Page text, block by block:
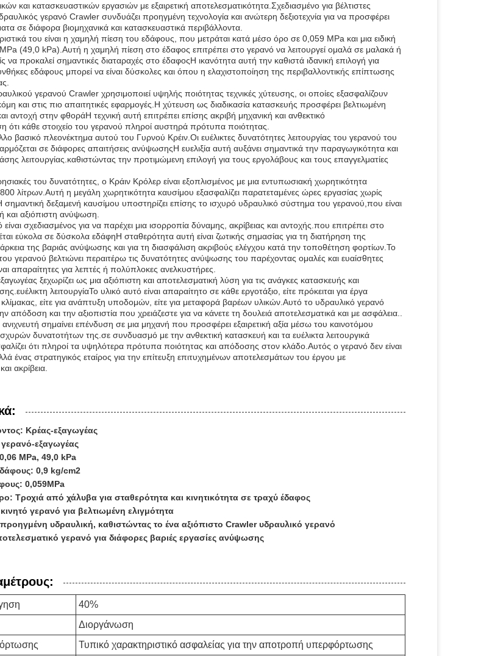
και κατασκευαστικών εργασιών με εξαιρετική αποτελεσματικότητα.Σχεδιασμένο για βέλτιστες
γερανό Crawler συνδυάζει προηγμένη τεχνολογία και ανώτερη δεξιοτεχνία για να προσφέρει
σε διάφορα βιομηχανικά και κατασκευαστικά περιβάλλοντα.
του είναι η χαμηλή πίεση του εδάφους, που μετράται κατά μέσο όρο σε 0,059 MPa και μια ειδική
(49,0 kPa).Αυτή η χαμηλή πίεση στο έδαφος επιτρέπει στο γερανό να λειτουργεί ομαλά σε μαλακά ή
προκαλεί σημαντικές διαταραχές στο έδαφοςΗ ικανότητα αυτή την καθιστά ιδανική επιλογή για
εδάφους μπορεί να είναι δύσκολες και όπου η ελαχιστοποίηση της περιβαλλοντικής επίπτωσης
γερανού Crawler χρησιμοποιεί υψηλής ποιότητας τεχνικές χύτευσης, οι οποίες εξασφαλίζουν
και στις πιο απαιτητικές εφαρμογές.Η χύτευση ως διαδικασία κατασκευής προσφέρει βελτιωμένη
αντοχή στην φθοράΗ τεχνική αυτή επιτρέπει επίσης ακριβή μηχανική και ανθεκτικό
ότι κάθε στοιχείο του γερανού πληροί αυστηρά πρότυπα ποιότητας.
βασικό πλεονέκτημα αυτού του Γυρνού Κρέιν.Οι ευέλικτες δυνατότητες λειτουργίας του γερανού του
σε διάφορες απαιτήσεις ανύψωσηςΗ ευελιξία αυτή αυξάνει σημαντικά την παραγωγικότητα και
λειτουργίας.καθιστώντας την προτιμώμενη επιλογή για τους εργολάβους και τους επαγγελματίες
του δυνατότητες, ο Κράιν Κρόλερ είναι εξοπλισμένος με μια εντυπωσιακή χωρητικότητα
λίτρων.Αυτή η μεγάλη χωρητικότητα καυσίμου εξασφαλίζει παρατεταμένες ώρες εργασίας χωρίς
δεξαμενή καυσίμου υποστηρίζει επίσης το ισχυρό υδραυλικό σύστημα του γερανού,που είναι
και αξιόπιστη ανύψωση.
σχεδιασμένος για να παρέχει μια ισορροπία δύναμης, ακρίβειας και αντοχής.που επιτρέπει στο
εύκολα σε δύσκολα εδάφηΗ σταθερότητα αυτή είναι ζωτικής σημασίας για τη διατήρηση της
της βαριάς ανύψωσης και για τη διασφάλιση ακριβούς ελέγχου κατά την τοποθέτηση φορτίων.Το
γερανού βελτιώνει περαιτέρω τις δυνατότητες ανύψωσης του παρέχοντας ομαλές και ευαίσθητες
απαραίτητες για λεπτές ή πολύπλοκες ανελκυστήρες.
ξεχωρίζει ως μια αξιόπιστη και αποτελεσματική λύση για τις ανάγκες κατασκευής και
λειτουργίαΤο υλικό αυτό είναι απαραίτητο σε κάθε εργοτάξιο, είτε πρόκειται για έργα
είτε για ανάπτυξη υποδομών, είτε για μεταφορά βαρέων υλικών.Αυτό το υδραυλικό γερανό
απόδοση και την αξιοπιστία που χρειάζεστε για να κάνετε τη δουλειά αποτελεσματικά και με ασφάλεια..
σημαίνει επένδυση σε μια μηχανή που προσφέρει εξαιρετική αξία μέσω του καινοτόμου
δυνατοτήτων της.σε συνδυασμό με την ανθεκτική κατασκευή και τα ευέλικτα λειτουργικά
ότι πληροί τα υψηλότερα πρότυπα ποιότητας και απόδοσης στον κλάδο.Αυτός ο γερανό δεν είναι
ένας στρατηγικός εταίρος για την επίτευξη επιτυχημένων αποτελεσμάτων του έργου με
ακρίβεια.
Κρέας-εξαγωγέας
εξαγωγέας
MPa, 49,0 kPa
0,9 kg/cm2
0,059MPa
Τροχιά από χάλυβα για σταθερότητα και κινητικότητα σε τραχύ έδαφος
γερανό για βελτιωμένη ελιγμότητα
υδραυλική, καθιστώντας το ένα αξιόπιστο Crawler υδραυλικό γερανό
γερανό για διάφορες βαριές εργασίες ανύψωσης
40%
Διοργάνωση
Τυπικό χαρακτηριστικό ασφαλείας για την αποτροπή υπερφόρτωσης